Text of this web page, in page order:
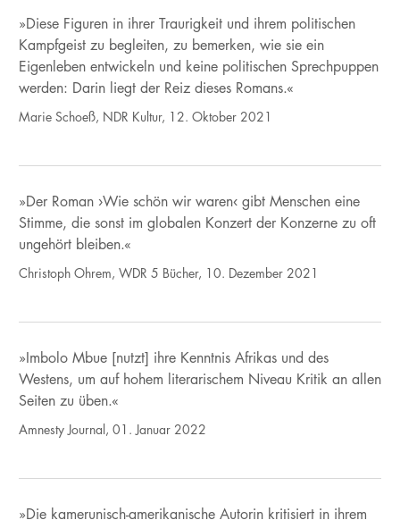
»Diese Figuren in ihrer Traurigkeit und ihrem politischen
Kampfgeist zu begleiten, zu bemerken, wie sie ein
Eigenleben entwickeln und keine politischen Sprechpuppen
werden: Darin liegt der Reiz dieses Romans.«
Marie Schoeß, NDR Kultur, 12. Oktober 2021
»Der Roman ›Wie schön wir waren‹ gibt Menschen eine
Stimme, die sonst im globalen Konzert der Konzerne zu oft
ungehört bleiben.«
Christoph Ohrem, WDR 5 Bücher, 10. Dezember 2021
»Imbolo Mbue [nutzt] ihre Kenntnis Afrikas und des
Westens, um auf hohem literarischem Niveau Kritik an allen
Seiten zu üben.«
Amnesty Journal, 01. Januar 2022
»Die kamerunisch-amerikanische Autorin kritisiert in ihrem